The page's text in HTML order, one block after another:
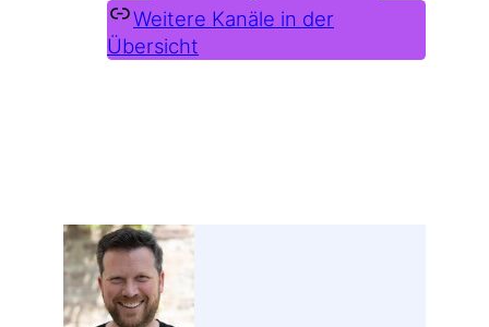
Weitere Kanäle in der
Übersicht